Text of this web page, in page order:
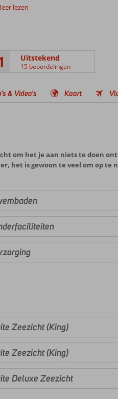
lezen
Uitstekend
15 beoordelingen
& Video's Kaart
om het je aan niets te doen
het is gewoon te veel om op te
Zeezicht (King)
Zeezicht (King)
Deluxe Zeezicht